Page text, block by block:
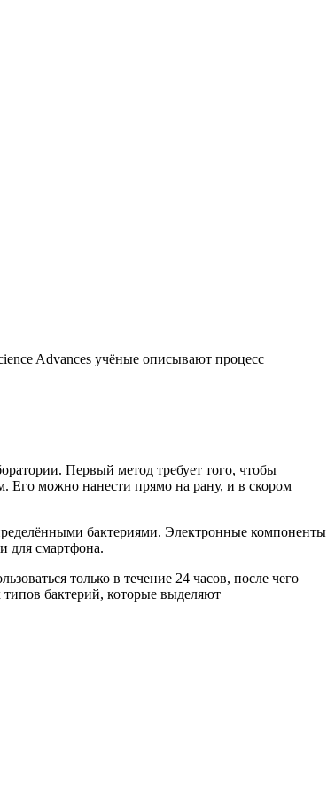
Advances учёные описывают процесс
Первый метод требует того, чтобы
Его можно нанести прямо на рану, и в скором
бактериями. Электронные компоненты
для смартфона.
только в течение 24 часов, после чего
бактерий, которые выделяют